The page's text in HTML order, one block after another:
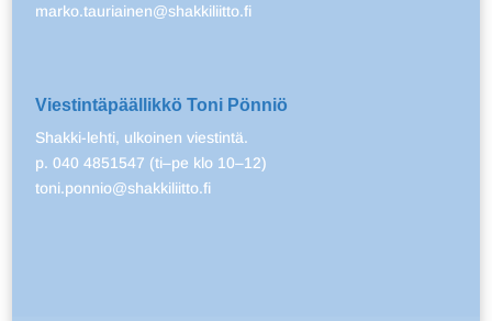
marko.tauriainen@shakkiliitto.fi
Viestintäpäällikkö Toni Pönniö
Shakki-lehti, ulkoinen viestintä.
p. 040 4851547 (ti–pe klo 10–12)
toni.ponnio@shakkiliitto.fi